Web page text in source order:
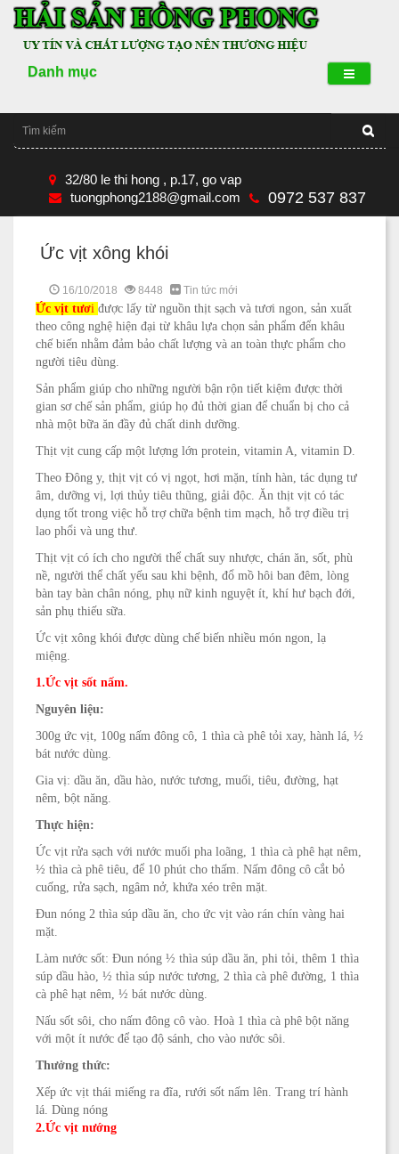
Danh mục
32/80 le thi hong , p.17, go vap
tuongphong2188@gmail.com
0972 537 837
Ức vịt xông khói
16/10/2018 8448 Tin tức mới
Ức vịt tươi được lấy từ nguồn thịt sạch và tươi ngon, sản xuất
theo công nghệ hiện đại từ khâu lựa chọn sản phẩm đển khâu
chế biến nhằm đảm bảo chất lượng và an toàn thực phẩm cho
người tiêu dùng.
Sản phẩm giúp cho những người bận rộn tiết kiệm được thời
gian sơ chế sản phẩm, giúp họ đủ thời gian để chuẩn bị cho cả
nhà một bữa ăn đầy đủ chất dinh dưỡng.
Thịt vịt cung cấp một lượng lớn protein, vitamin A, vitamin D.
Theo Đông y, thịt vịt có vị ngọt, hơi mặn, tính hàn, tác dụng tư
âm, dưỡng vị, lợi thủy tiêu thũng, giải độc. Ăn thịt vịt có tác
dụng tốt trong việc hỗ trợ chữa bệnh tim mạch, hỗ trợ điều trị
lao phổi và ung thư.
Thịt vịt có ích cho người thể chất suy nhược, chán ăn, sốt, phù
nề, người thể chất yếu sau khi bệnh, đổ mồ hôi ban đêm, lòng
bàn tay bàn chân nóng, phụ nữ kinh nguyệt ít, khí hư bạch đới,
sản phụ thiếu sữa.
Ức vịt xông khói được dùng chế biến nhiều món ngon, lạ
miệng.
1.Ức vịt sốt nấm.
Nguyên liệu:
300g ức vịt, 100g nấm đông cô, 1 thìa cà phê tỏi xay, hành lá, ½
bát nước dùng.
Gia vị: dầu ăn, dầu hào, nước tương, muối, tiêu, đường, hạt
nêm, bột năng.
Thực hiện:
Ức vịt rửa sạch với nước muối pha loãng, 1 thìa cà phê hạt nêm,
½ thìa cà phê tiêu, để 10 phút cho thấm. Nấm đông cô cắt bỏ
cuống, rửa sạch, ngâm nở, khứa xéo trên mặt.
Đun nóng 2 thìa súp dầu ăn, cho ức vịt vào rán chín vàng hai
mặt.
Làm nước sốt: Đun nóng ½ thìa súp dầu ăn, phi tỏi, thêm 1 thìa
súp dầu hào, ½ thìa súp nước tương, 2 thìa cà phê đường, 1 thìa
cà phê hạt nêm, ½ bát nước dùng.
Nấu sốt sôi, cho nấm đông cô vào. Hoà 1 thìa cà phê bột năng
với một ít nước để tạo độ sánh, cho vào nước sôi.
Thưởng thức:
Xếp ức vịt thái miếng ra đĩa, rưới sốt nấm lên. Trang trí hành
lá. Dùng nóng
2.Ức vịt nướng